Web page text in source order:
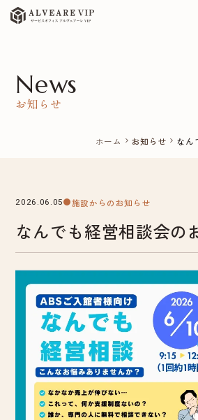
News
お知らせ
ホーム chevron_right お知らせ chevron_right なん
2026.06.05 施設からのお知らせ
なんでも経営相談会の